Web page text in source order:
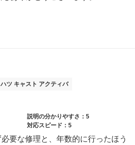
でのご利用本当にうれしく思います。
ツ キャスト アクティバ
説明の分かりやすさ：5
対応スピード：5
要な修理と、年数的に行ったほう